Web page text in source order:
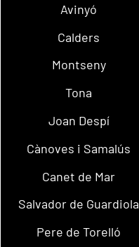
Avinyó
Calders
Montseny
Tona
Joan Despí
Cànoves i Samalús
Canet de Mar
Salvador de Guardiola
Pere de Torelló